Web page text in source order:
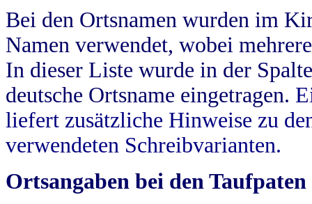
Bei den Ortsnamen wurden im
Namen verwendet, wobei
In dieser Liste wurde in der
deutsche Ortsname eingetragen.
liefert zusätzliche Hinweise zu
verwendeten Schreibvarianten.
Ortsangaben bei den Taufpaten